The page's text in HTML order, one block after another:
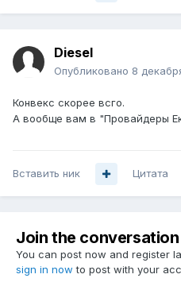
Diesel
Опубликовано 8
Конвекс скорее всго.
А вообще вам в "Провайдеры
Вставить ник Цитата
Join the conversation
You can post now and register
sign in now to post with your